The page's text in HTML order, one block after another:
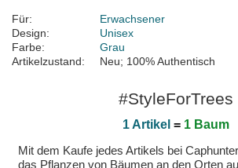
Für:
Erwachsener
Design:
Unisex
Farbe:
Grau
Artikelzustand:
Neu; 100% Authentisch
#StyleForTrees
1 Artikel = 1 Baum
Mit dem Kaufe jedes Artikels bei
das Pflanzen von Bäumen an den Orten